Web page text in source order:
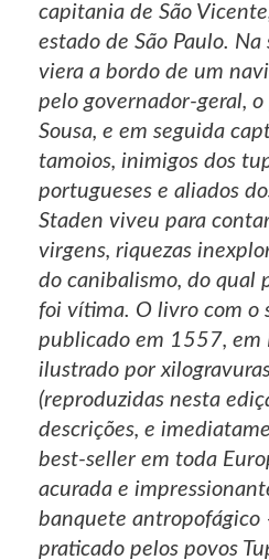
capitania de São
estado de São Paulo.
viera a bordo de um
pelo governador-geral,
Sousa, e em seguida
tamoios, inimigos dos
portugueses e aliados
Staden viveu para
virgens, riquezas
do canibalismo, do qual
foi vítima. O livro com o
publicado em 1557, em
ilustrado por
(reproduzidas nesta
descrições, e
best-seller em toda
acurada e
banquete antropofágico
praticado pelos povos